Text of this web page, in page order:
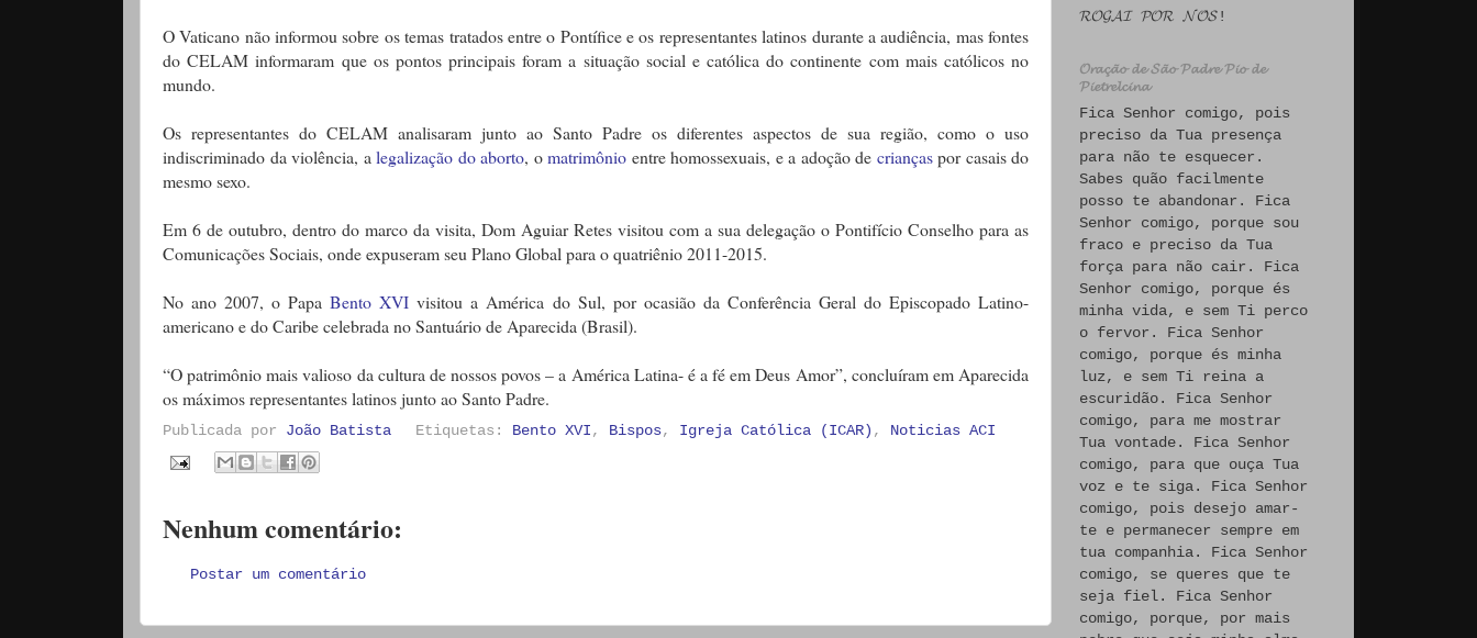
O Vaticano não informou sobre os temas tratados entre o Pontífice e os representantes latinos durante a audiência, mas fontes
do CELAM informaram que os pontos principais foram a situação social e católica do continente com mais católicos no
mundo.
Os representantes do CELAM analisaram junto ao Santo Padre os diferentes aspectos de sua região, como o uso
indiscriminado da violência, a legalização do aborto, omatrimônio entre homossexuais, e a adoção de criançaspor casais do
mesmo sexo.
Em 6 de outubro, dentro do marco da visita, Dom Aguiar Retes visitou com a sua delegação o Pontifício Conselho para as
Comunicações Sociais, onde expuseram seu Plano Global para o quatriênio 2011-2015.
No ano 2007, o PapaBento XVI visitou a América do Sul, por ocasião da Conferência Geral do Episcopado Latino-
americano e do Caribe celebrada no Santuário de Aparecida (Brasil).
“O patrimônio mais valioso da cultura de nossos povos – a América Latina- é a fé em Deus Amor”, concluíram em Aparecida
os máximos representantes latinos junto ao Santo Padre.
Publicada por João Batista Etiquetas: Bento XVI, Bispos, Igreja Católica (ICAR) , Noticias ACI
Nenhum comentário:
Postar um comentário
𝓡𝓞𝓖𝓐𝓘 𝓟𝓞𝓡 𝓝𝓞́𝓢!
𝓞𝓻𝓪𝓬̧𝓪̃𝓸 𝓭𝓮 𝓢𝓪̃𝓸 𝓟𝓪𝓭𝓻𝓮 𝓟𝓲𝓸 𝓭𝓮
𝓟𝓲𝓮𝓽𝓻𝓮𝓵𝓬𝓲𝓷𝓪
Fica Senhor comigo, pois
preciso da Tua presença
para não te esquecer.
Sabes quão facilmente
posso te abandonar. Fica
Senhor comigo, porque sou
fraco e preciso da Tua
força para não cair. Fica
Senhor comigo, porque és
minha vida, e sem Ti perco
o fervor. Fica Senhor
comigo, porque és minha
luz, e sem Ti reina a
escuridão. Fica Senhor
comigo, para me mostrar
Tua vontade. Fica Senhor
comigo, para que ouça Tua
voz e te siga. Fica Senhor
comigo, pois desejo amar-
te e permanecer sempre em
tua companhia. Fica Senhor
comigo, se queres que te
seja fiel. Fica Senhor
comigo, porque, por mais